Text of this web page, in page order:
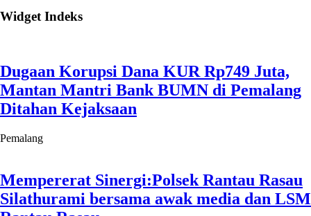
Widget Indeks
Dugaan Korupsi Dana KUR Rp749 Juta,
Mantan Mantri Bank BUMN di Pemalang
Ditahan Kejaksaan
Pemalang
Mempererat Sinergi:Polsek Rantau Rasau
Silathurami bersama awak media dan LSM